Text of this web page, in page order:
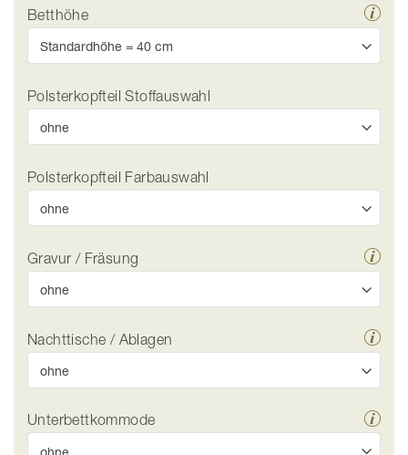
Betthöhe
Polsterkopfteil Stoffauswahl
Polsterkopfteil Farbauswahl
Gravur / Fräsung
Nachttische / Ablagen
Unterbettkommode